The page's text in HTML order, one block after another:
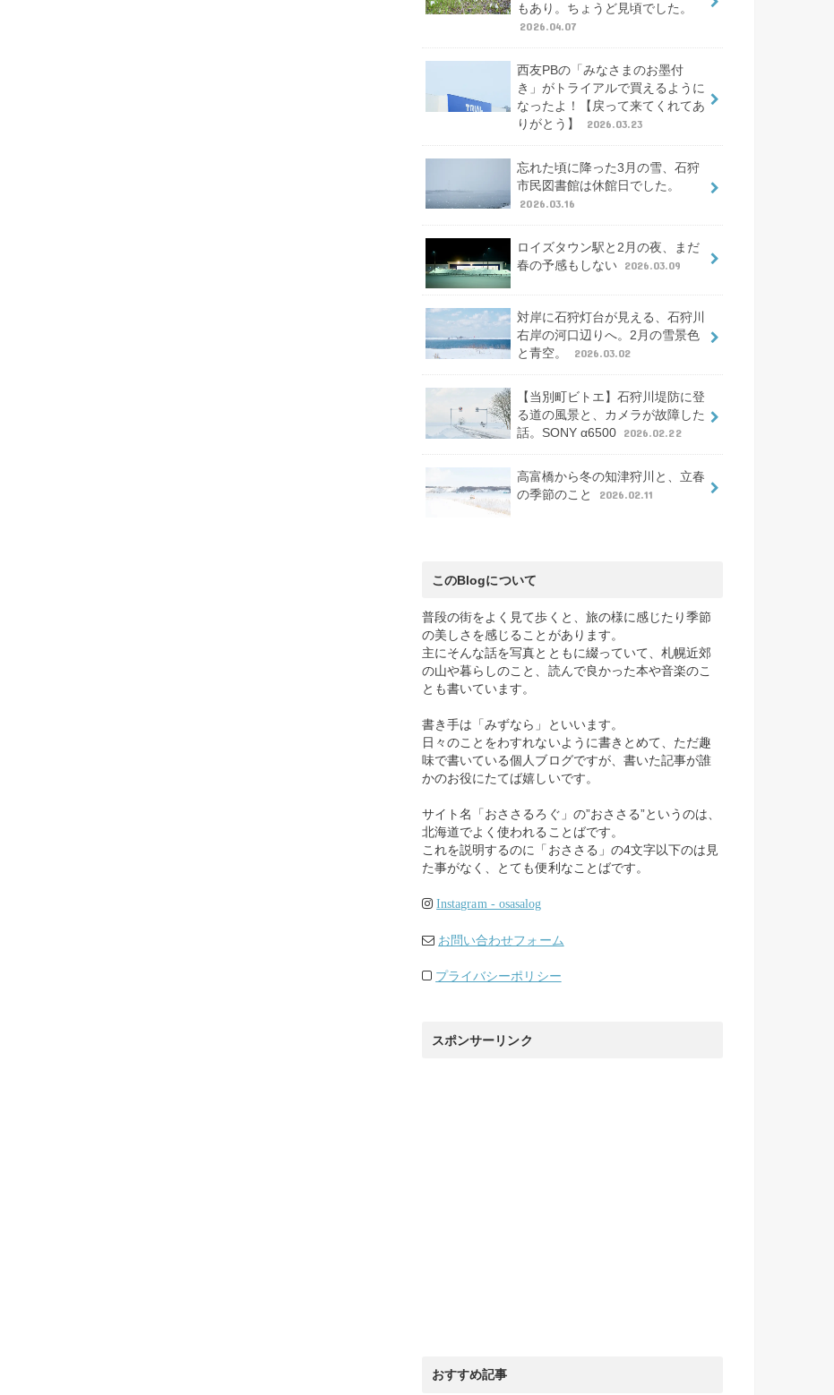
もあり。ちょうど見頃でした。
2026.04.07
西友PBの「みなさまのお墨付
き」がトライアルで買えるように
なったよ！【戻って来てくれてあ
りがとう】
2026.03.23
忘れた頃に降った3月の雪、石狩
市民図書館は休館日でした。
2026.03.16
ロイズタウン駅と2月の夜、まだ
春の予感もしない 2026.03.09
対岸に石狩灯台が見える、石狩川
右岸の河口辺りへ。2月の雪景色
と青空。
2026.03.02
【当別町ビトエ】石狩川堤防に登
る道の風景と、カメラが故障した
話。SONY α6500 2026.02.22
高富橋から冬の知津狩川と、立春
の季節のこと
2026.02.11
このBlogについて
普段の街をよく見て歩くと、旅の様に感じたり季節
の美しさを感じることがあります。
主にそんな話を写真とともに綴っていて、札幌近郊
の山や暮らしのこと、読んで良かった本や音楽のこ
とも書いています。
書き手は「みずなら」といいます。
日々のことをわすれないように書きとめて、ただ趣
味で書いている個人ブログですが、書いた記事が誰
かのお役にたてば嬉しいです。
サイト名「おささるろぐ」の”おささる”というのは、
北海道でよく使われることばです。
これを説明するのに「おささる」の4文字以下のは見
た事がなく、とても便利なことばです。
Instagram - osasalog
お問い合わせフォーム
プライバシーポリシー
スポンサーリンク
おすすめ記事